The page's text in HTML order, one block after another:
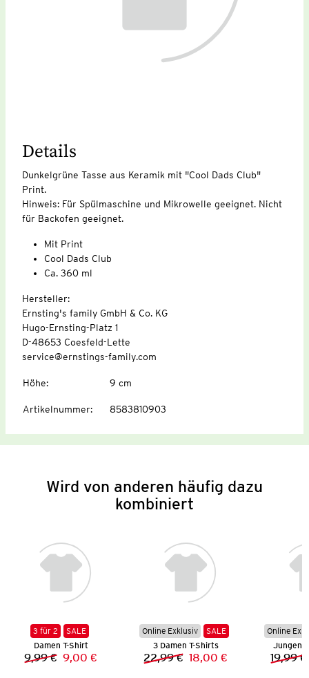
Details
Dunkelgrüne Tasse aus Keramik mit "Cool Dads Club"
Print.
Hinweis: Für Spülmaschine und Mikrowelle geeignet. Nicht
für Backofen geeignet.
Mit Print
Cool Dads Club
Ca. 360 ml
Hersteller:
Ernsting's family GmbH & Co. KG
Hugo-Ernsting-Platz 1
D-48653 Coesfeld-Lette
service@ernstings-family.com
Höhe: 9 cm
Artikelnummer: 8583810903
Wird von anderen häufig dazu
kombiniert
3 für 2
SALE
Damen T-Shirt
Vorheriger Preis:
9,99 € Neuer Preis:
9,00 €
Online Exklusiv
SALE
3 Damen T-Shirts
Vorheriger Preis:
22,99 € Neuer Preis:
18,00 €
Online
Jungen
19,99 €